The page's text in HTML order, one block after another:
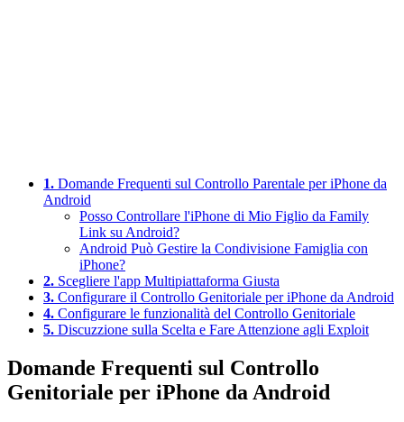
1. Domande Frequenti sul Controllo Parentale per iPhone da
Android
Posso Controllare l'iPhone di Mio Figlio da Family
Link su Android?
Android Può Gestire la Condivisione Famiglia con
iPhone?
2. Scegliere l'app Multipiattaforma Giusta
3. Configurare il Controllo Genitoriale per iPhone da Android
4. Configurare le funzionalità del Controllo Genitoriale
5. Discuzzione sulla Scelta e Fare Attenzione agli Exploit
Domande Frequenti sul Controllo
Genitoriale per iPhone da Android